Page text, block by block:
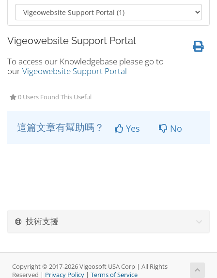
Vigeowebsite Support Portal
To access our Knowledgebase please go to
ourVigeowebsite Support Portal
0 Users Found This Useful
這篇文章有幫助嗎？ Yes No
技術支援
Copyright © 2017-2026 Vigeosoft USA Corp | All Rights
Reserved | Privacy Policy | Terms of Service